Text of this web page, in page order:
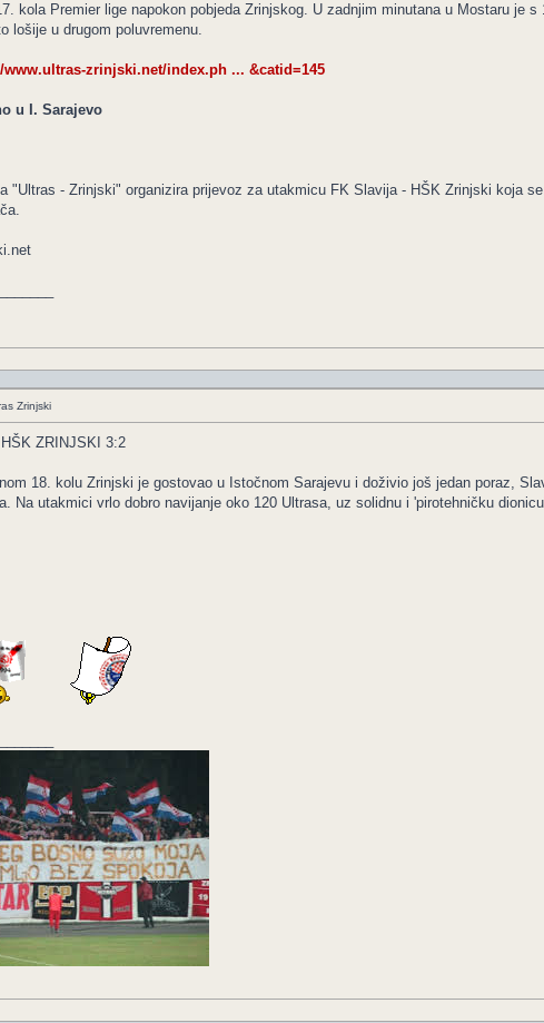
kola Premier lige napokon pobjeda Zrinjskog. U zadnjim minutana u Mostaru je
lošije u drugom poluvremenu.
www.ultras-zrinjski.net/index.ph ... &catid=145
u I. Sarajevo
"Ultras - Zrinjski" organizira prijevoz za utakmicu FK Slavija - HŠK Zrinjski koja
Zrinjski
ZRINJSKI 3:2
18. kolu Zrinjski je gostovao u Istočnom Sarajevu i doživio još jedan poraz,
Na utakmici vrlo dobro navijanje oko 120 Ultrasa, uz solidnu i 'pirotehničku